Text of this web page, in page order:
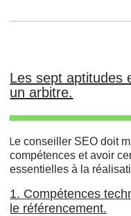
Les sept aptitudes
un arbitre.
Le conseiller SEO doit
compétences et avoir
essentielles à la
1. Compétences
le référencement.